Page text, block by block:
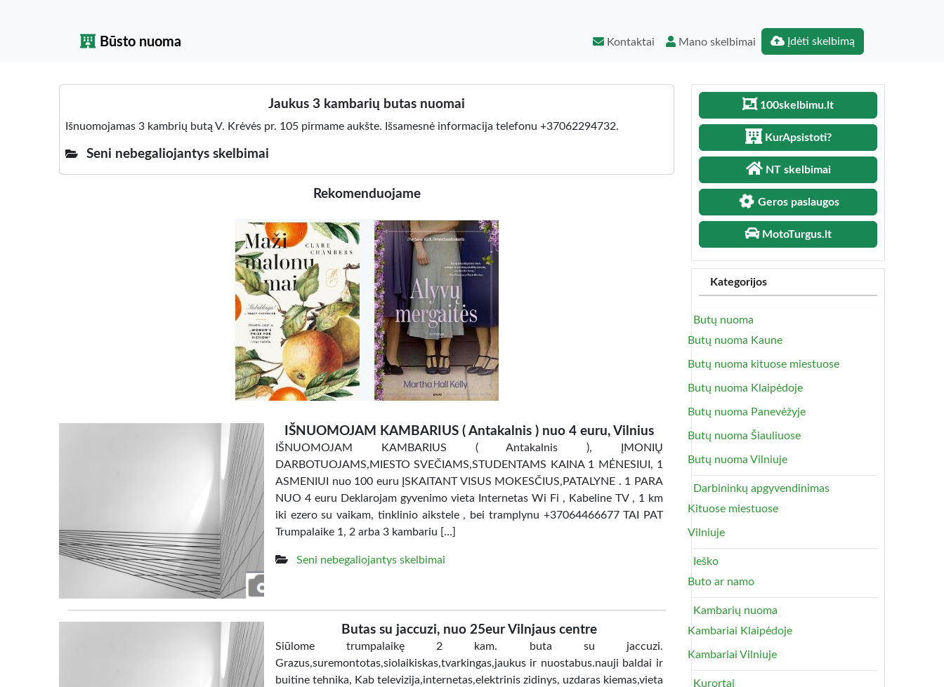
Būsto nuoma Kontaktai Mano skelbimai Įdėti skelbimą
Jaukus 3 kambarių butas nuomai
Išnuomojamas 3 kambrių butą V. Krėvės pr. 105 pirmame aukšte. Išsamesnė informacija telefonu +37062294732.
Seni nebegaliojantys skelbimai
Rekomenduojame
IŠNUOMOJAM KAMBARIUS ( Antakalnis ) nuo 4 euru, Vilnius
IŠNUOMOJAM KAMBARIUS ( Antakalnis ), ĮMONIŲ
DARBOTUOJAMS,MIESTO SVEČIAMS,STUDENTAMS KAINA 1 MĖNESIUI, 1
ASMENIUI nuo 100 euru ĮSKAITANT VISUS MOKESČIUS,PATALYNE . 1 PARA
NUO 4 euru Deklarojam gyvenimo vieta Internetas Wi Fi , Kabeline TV , 1 km
iki ezero su vaikam, tinklinio aikstele , bei tramplynu +37064466677 TAI PAT
Trumpalaike 1, 2 arba 3 kambariu […]
Seni nebegaliojantys skelbimai
Butas su jaccuzi, nuo 25eur Vilnjaus centre
Siūlome trumpalaikę 2 kam. buta su jaccuzi.
Grazus,suremontotas,siolaikiskas,tvarkingas,jaukus ir nuostabus.nauji baldai ir
buitine tehnika, Kab televizija,internetas,elektrinis zidinys, uzdaras kiemas,vieta
100skelbimu.lt
KurApsistoti?
NT skelbimai
Geros paslaugos
MotoTurgus.lt
Kategorijos
Butų nuoma
Butų nuoma Kaune
Butų nuoma kituose miestuose
Butų nuoma Klaipėdoje
Butų nuoma Panevėžyje
Butų nuoma Šiauliuose
Butų nuoma Vilniuje
Darbininkų apgyvendinimas
Kituose miestuose
Vilniuje
Ieško
Buto ar namo
Kambarių nuoma
Kambariai Klaipėdoje
Kambariai Vilniuje
Kurortai